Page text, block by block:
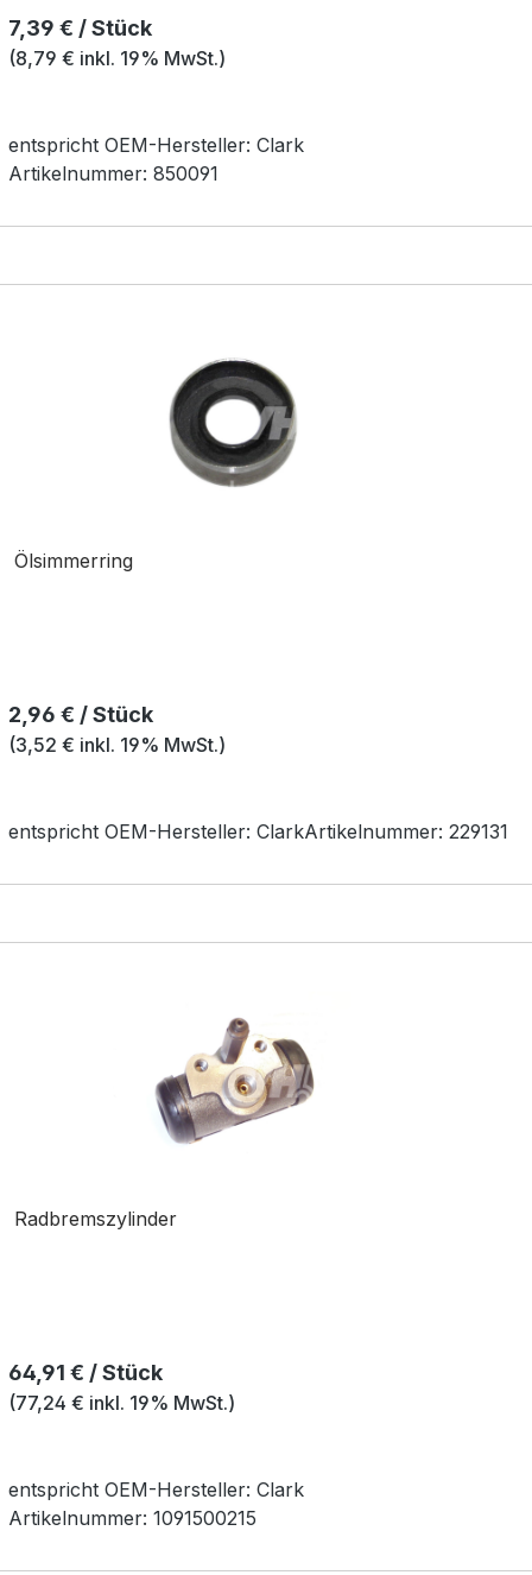
Regulärer Preis:
7,39 € / Stück
(8,79 € inkl. 19% MwSt.)
entspricht OEM-Hersteller: Clark
Artikelnummer: 850091
Ölsimmerring
Regulärer Preis:
2,96 € / Stück
(3,52 € inkl. 19% MwSt.)
entspricht OEM-Hersteller: ClarkArtikelnummer: 229131
Radbremszylinder
Regulärer Preis:
64,91 € / Stück
(77,24 € inkl. 19% MwSt.)
entspricht OEM-Hersteller: Clark
Artikelnummer: 1091500215